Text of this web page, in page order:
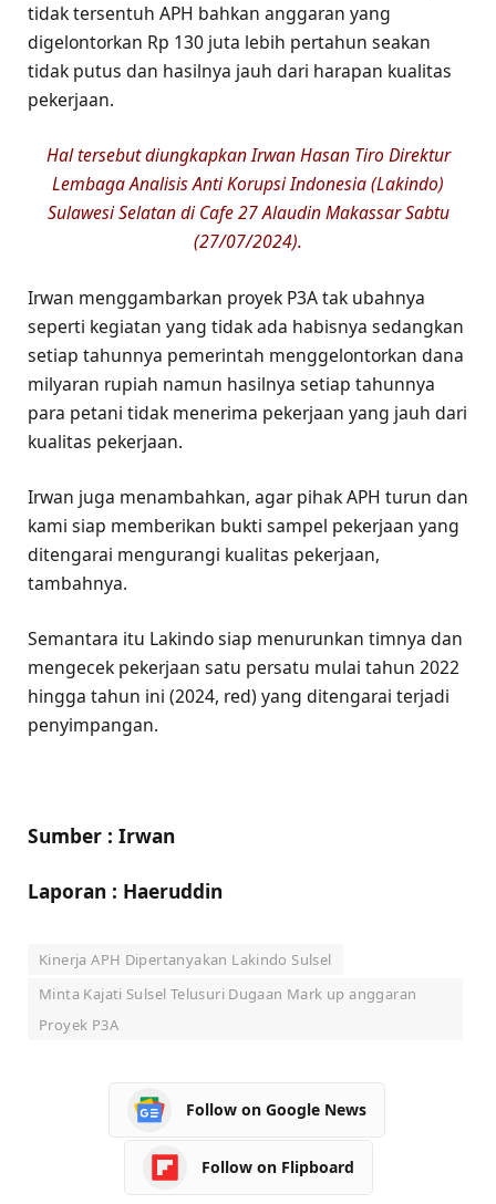
tidak tersentuh APH bahkan anggaran yang
digelontorkan Rp 130 juta lebih pertahun seakan
tidak putus dan hasilnya jauh dari harapan kualitas
pekerjaan.
Hal tersebut diungkapkan Irwan Hasan Tiro Direktur
Lembaga Analisis Anti Korupsi Indonesia (Lakindo)
Sulawesi Selatan di Cafe 27 Alaudin Makassar Sabtu
(27/07/2024).
Irwan menggambarkan proyek P3A tak ubahnya
seperti kegiatan yang tidak ada habisnya sedangkan
setiap tahunnya pemerintah menggelontorkan dana
milyaran rupiah namun hasilnya setiap tahunnya
para petani tidak menerima pekerjaan yang jauh dari
kualitas pekerjaan.
Irwan juga menambahkan, agar pihak APH turun dan
kami siap memberikan bukti sampel pekerjaan yang
ditengarai mengurangi kualitas pekerjaan,
tambahnya.
Semantara itu Lakindo siap menurunkan timnya dan
mengecek pekerjaan satu persatu mulai tahun 2022
hingga tahun ini (2024, red) yang ditengarai terjadi
penyimpangan.
Sumber : Irwan
Laporan : Haeruddin
Kinerja APH Dipertanyakan Lakindo Sulsel
Minta Kajati Sulsel Telusuri Dugaan Mark up anggaran
Proyek P3A
Follow on Google News
Follow on Flipboard